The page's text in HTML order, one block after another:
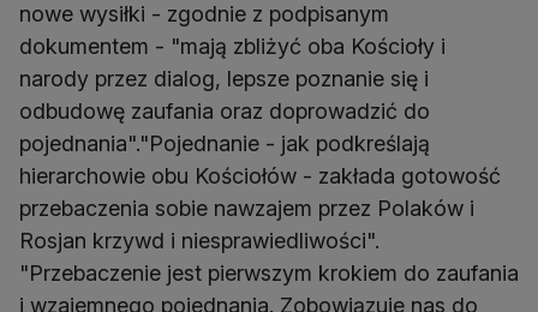
nowe wysiłki - zgodnie z podpisanym
dokumentem - "mają zbliżyć oba Kościoły i
narody przez dialog, lepsze poznanie się i
odbudowę zaufania oraz doprowadzić do
pojednania"."Pojednanie - jak podkreślają
hierarchowie obu Kościołów - zakłada gotowość
przebaczenia sobie nawzajem przez Polaków i
Rosjan krzywd i niesprawiedliwości".
"Przebaczenie jest pierwszym krokiem do zaufania
i wzajemnego pojednania. Zobowiązuje nas do